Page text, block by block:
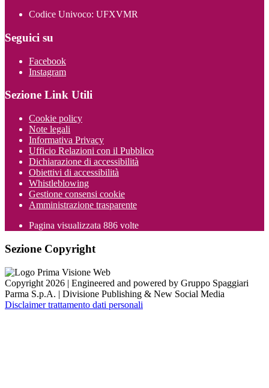
Codice Univoco: UFXVMR
Seguici su
Facebook
Instagram
Sezione Link Utili
Cookie policy
Note legali
Informativa Privacy
Ufficio Relazioni con il Pubblico
Dichiarazione di accessibilità
Obiettivi di accessibilità
Whistleblowing
Gestione consensi cookie
Amministrazione trasparente
Pagina visualizzata 886 volte
Sezione Copyright
Copyright 2026 | Engineered and powered by Gruppo Spaggiari
Parma S.p.A. | Divisione Publishing & New Social Media
Disclaimer trattamento dati personali